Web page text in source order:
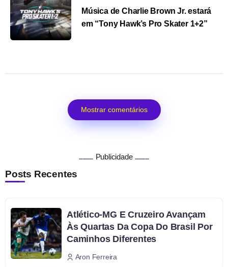
Música de Charlie Brown Jr. estará
em “Tony Hawk’s Pro Skater 1+2”
Mostrar comentários
Publicidade
Posts Recentes
Atlético-MG E Cruzeiro Avançam
Às Quartas Da Copa Do Brasil Por
Caminhos Diferentes
Aron Ferreira